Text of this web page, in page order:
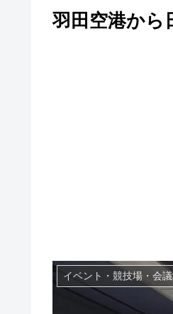
羽田空港から
イベント・競技場・会